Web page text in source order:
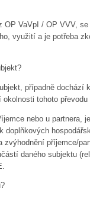
OP VaVpI / OP VVV,
využití a je potřeba
případně dochází
tohoto
nebo u partnera,
doplňkových
příjemce/
daného subjektu